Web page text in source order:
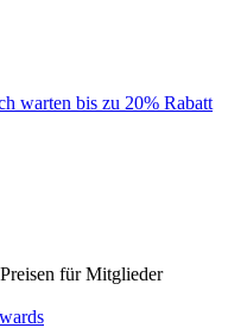
warten bis zu 20% Rabatt
für Mitglieder